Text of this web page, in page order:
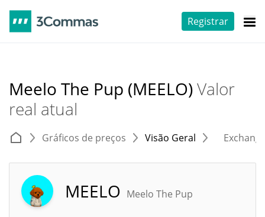
Registrar
Meelo The Pup (MEELO)Valor
real atual
Gráficos de preços Visão Geral
MEELO Meelo The Pup